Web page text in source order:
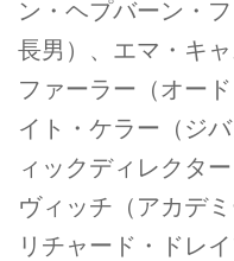
ン・ヘプバーン・
長男）、エマ・キ
ファーラー（オー
イト・ケラー（ジ
ィックディレクタ
ヴィッチ（アカデ
リチャード・ドレ